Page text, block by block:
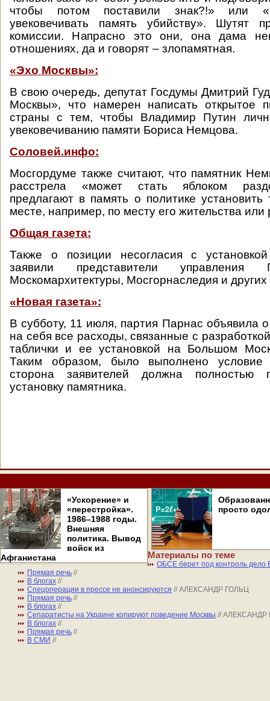
чтобы потом поставили знак?!»
увековечивать память убийству». Шутят
комиссии. Напрасно это они, она дама
отношениях, да и говорят – злопамятная.
«Эхо Москвы»:
В свою очередь, депутат Госдумы Дмитрий
Москвы», что намерен написать открытое
страны с тем, чтобы Владимир Путин
увековечиванию памяти Бориса Немцова.
Соловей.инфо:
Мосгордуме также считают, что памятник
расстрела «может стать яблоком
предлагают в память о политике установить
месте, например, по месту его жительства или
Общая газета:
Также о позиции несогласия с
заявили представители
Москомархитектуры, Мосгорнаследия и других
«Новая газета»:
В субботу, 11 июля, партия Парнас объявила о
на себя все расходы, связанные с
таблички и ее установкой на Большом
Таким образом, было выполнено условие
сторона заявителей должна полностью
установку памятника.
«Ускорение» и
«перестройка».
1986–1988 годы.
Внешняя
политика. Вывод
войск из
Афганистана
просто
Материалы по теме
ОБСЕ берет под контроль дело
Прямая речь //
В блогах //
Спецоперации в прессе не анонсируются // АЛЕКСАНДР ГОЛЬЦ
Прямая речь //
В блогах //
Сепаратисты на Украине копируют поведение Москвы // АЛЕКСАНДР
В блогах //
Прямая речь //
В СМИ //